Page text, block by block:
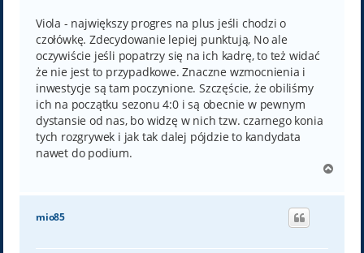
Viola - największy progres na plus jeśli chodzi o
czołówkę. Zdecydowanie lepiej punktują, No ale
oczywiście jeśli popatrzy się na ich kadrę, to też widać
że nie jest to przypadkowe. Znaczne wzmocnienia i
inwestycje są tam poczynione. Szczęście, że obiliśmy
ich na początku sezonu 4:0 i są obecnie w pewnym
dystansie od nas, bo widzę w nich tzw. czarnego konia
tych rozgrywek i jak tak dalej pójdzie to kandydata
nawet do podium.
g
mio85